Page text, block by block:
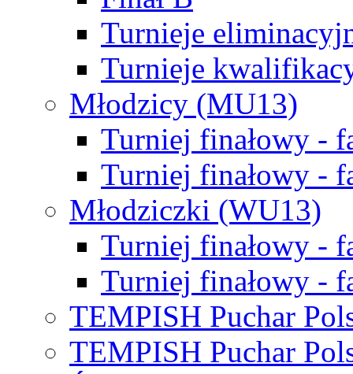
Turnieje
Turnieje
Młodzicy (MU13)
Turniej finałowy -
Turniej finałowy -
Młodziczki (WU13)
Turniej finałowy -
Turniej finałowy -
TEMPISH Puchar
TEMPISH Puchar